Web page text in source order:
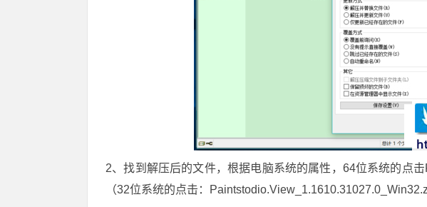
2、找到解压后的文件，根据电脑系统的属性，64位系统的点
（32位系统的点击：